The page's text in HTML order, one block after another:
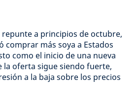
a principios de octubre,
comprar más soya a Estados
como el inicio de una nueva
la oferta sigue siendo fuerte,
a la baja sobre los precios